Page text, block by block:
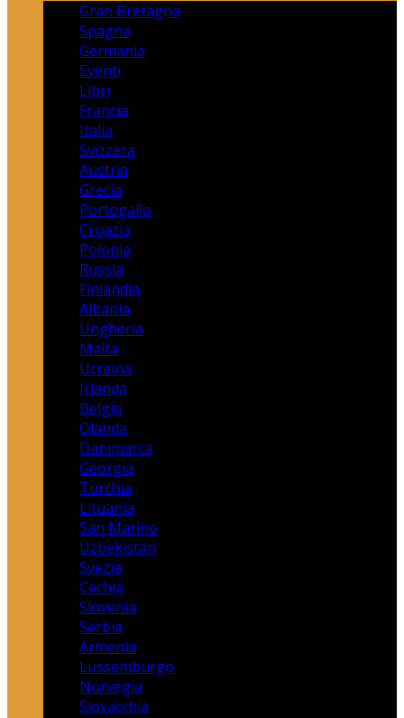
Gran Bretagna
Spagna
Germania
Eventi
Libri
Francia
Italia
Svizzera
Austria
Grecia
Portogallo
Croazia
Polonia
Russia
Finlandia
Albania
Ungheria
Malta
Ucraina
Irlanda
Belgio
Olanda
Danimarca
Georgia
Turchia
Lituania
San Marino
Uzbekistan
Svezia
Cechia
Slovenia
Serbia
Armenia
Lussemburgo
Norvegia
Slovacchia